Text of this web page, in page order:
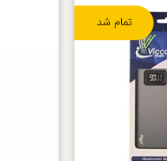
تمام شد